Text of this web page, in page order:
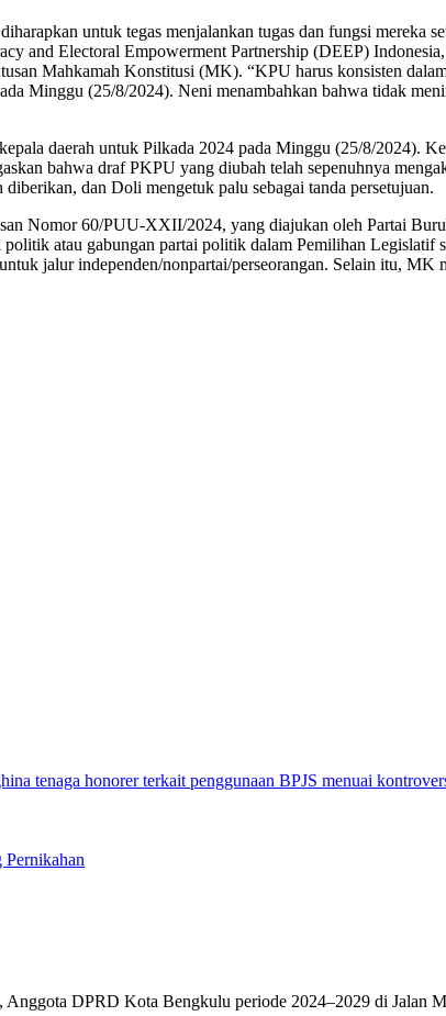
untuk tegas menjalankan tugas dan fungsi mereka
and Electoral Empowerment Partnership (DEEP)
Mahkamah Konstitusi (MK). “KPU harus konsisten
Minggu (25/8/2024). Neni menambahkan bahwa tidak
daerah untuk Pilkada 2024 pada Minggu (25/8/2024).
bahwa draf PKPU yang diubah telah sepenuhnya
dan Doli mengetuk palu sebagai tanda persetujuan.
Nomor 60/PUU-XXII/2024, yang diajukan oleh Partai
atau gabungan partai politik dalam Pemilihan Legislatif
jalur independen/nonpartai/perseorangan. Selain itu, MK
tenaga honorer terkait penggunaan BPJS menuai
DPRD Kota Bengkulu periode 2024–2029 di Jalan